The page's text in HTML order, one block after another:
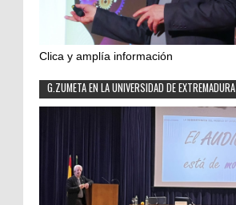
Clica y amplía información
G.ZUMETA EN LA UNIVERSIDAD DE EXTREMADURA